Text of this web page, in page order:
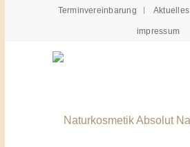
Terminvereinbarung Aktuelles
impressum